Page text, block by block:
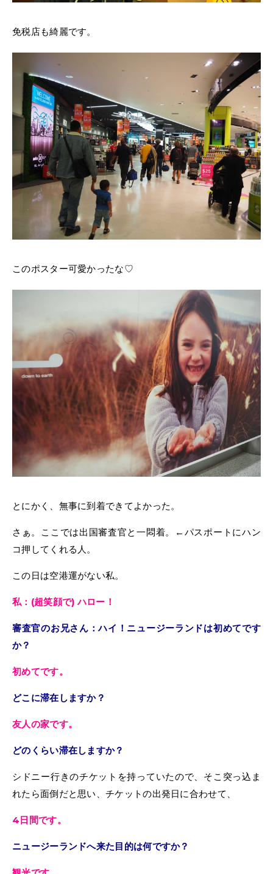
免税店も綺麗です。
このポスター可愛かったな♡
とにかく、無事に到着できてよかった。
さぁ。ここでは出国審査官と一悶着。←パスポートにハン
コ押してくれる人。
この日は空港運がない私。
私：(超笑顔で) ハロー！
審査官のお兄さん：ハイ！ニュージーランドは初めてです
か？
初めてです。
どこに滞在しますか？
友人の家です。
どのくらい滞在しますか？
シドニー行きのチケットを持っていたので、そこ突っ込ま
れたら面倒だと思い、チケットの出発日に合わせて、
4日間です。
ニュージーランドへ来た目的は何ですか？